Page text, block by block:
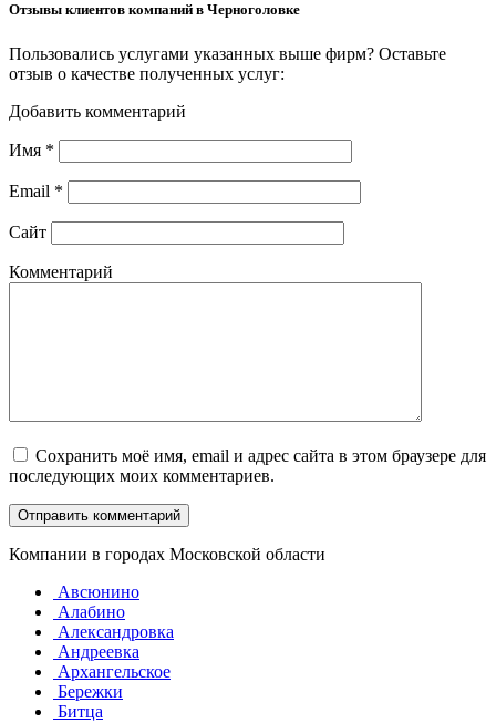
Отзывы клиентов компаний в Черноголовке
Пользовались услугами указанных выше фирм? Оставьте
отзыв о качестве полученных услуг:
Добавить комментарий
Имя *
Email *
Сайт
Комментарий
Сохранить моё имя, email и адрес сайта в этом браузере для
последующих моих комментариев.
Компании в городах Московской области
Авсюнино
Алабино
Александровка
Андреевка
Архангельское
Бережки
Битца